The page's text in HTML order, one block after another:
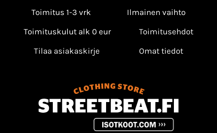
Toimitus 1-3 vrk
Ilmainen vaihto
Toimituskulut alk 0 eur
Toimitusehdot
Tilaa asiakaskirje
Omat tiedot